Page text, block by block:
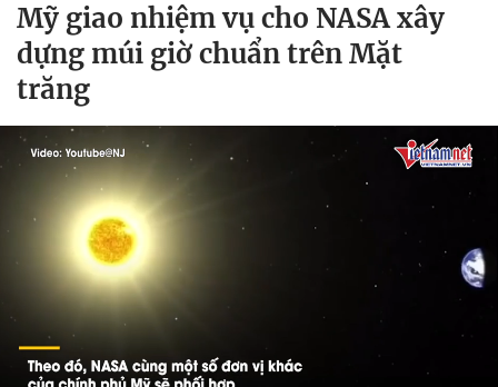
Mỹ giao nhiệm vụ cho NASA xây
dựng múi giờ chuẩn trên Mặt
trăng